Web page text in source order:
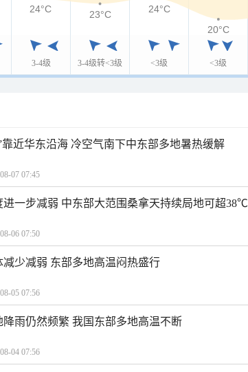
3-4级 3-4级转<3级 <3级 <3级
24°C 23°C
24°C
20°C
靠近华东沿海 冷空气南下中东部多地暑热缓解
07 07:45
进一步减弱 中东部大范围桑拿天持续局地可超38℃
06 07:50
减少减弱 东部多地高温闷热盛行
05 07:56
降雨仍然频繁 我国东部多地高温不断
04 07:56